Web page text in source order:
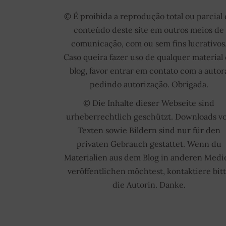
© É proibida a reprodução total ou parcial
conteúdo deste site em outros meios de
comunicação, com ou sem fins
Caso queira fazer uso de qualquer material
blog, favor entrar em contato com a
pedindo autorização. Obrigada.
© Die Inhalte dieser Webseite sind
urheberrechtlich geschützt. Downloads
Texten sowie Bildern sind nur für den
privaten Gebrauch gestattet. Wenn du
Materialien aus dem Blog in anderen
veröffentlichen möchtest, kontaktiere
die Autorin. Danke.